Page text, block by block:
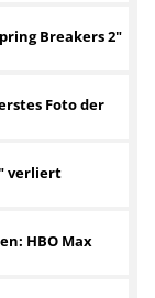
Breakers 2"
Foto der
verliert
HBO Max